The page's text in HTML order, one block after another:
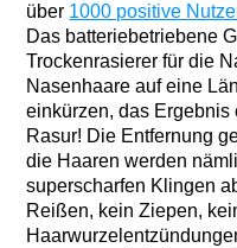
über 1000 positive
Das batteriebetriebene
Trockenrasierer für die
Nasenhaare auf eine
einkürzen, das
Rasur! Die Entfernung
die Haaren werden
superscharfen Klingen
Reißen, kein Ziepen,